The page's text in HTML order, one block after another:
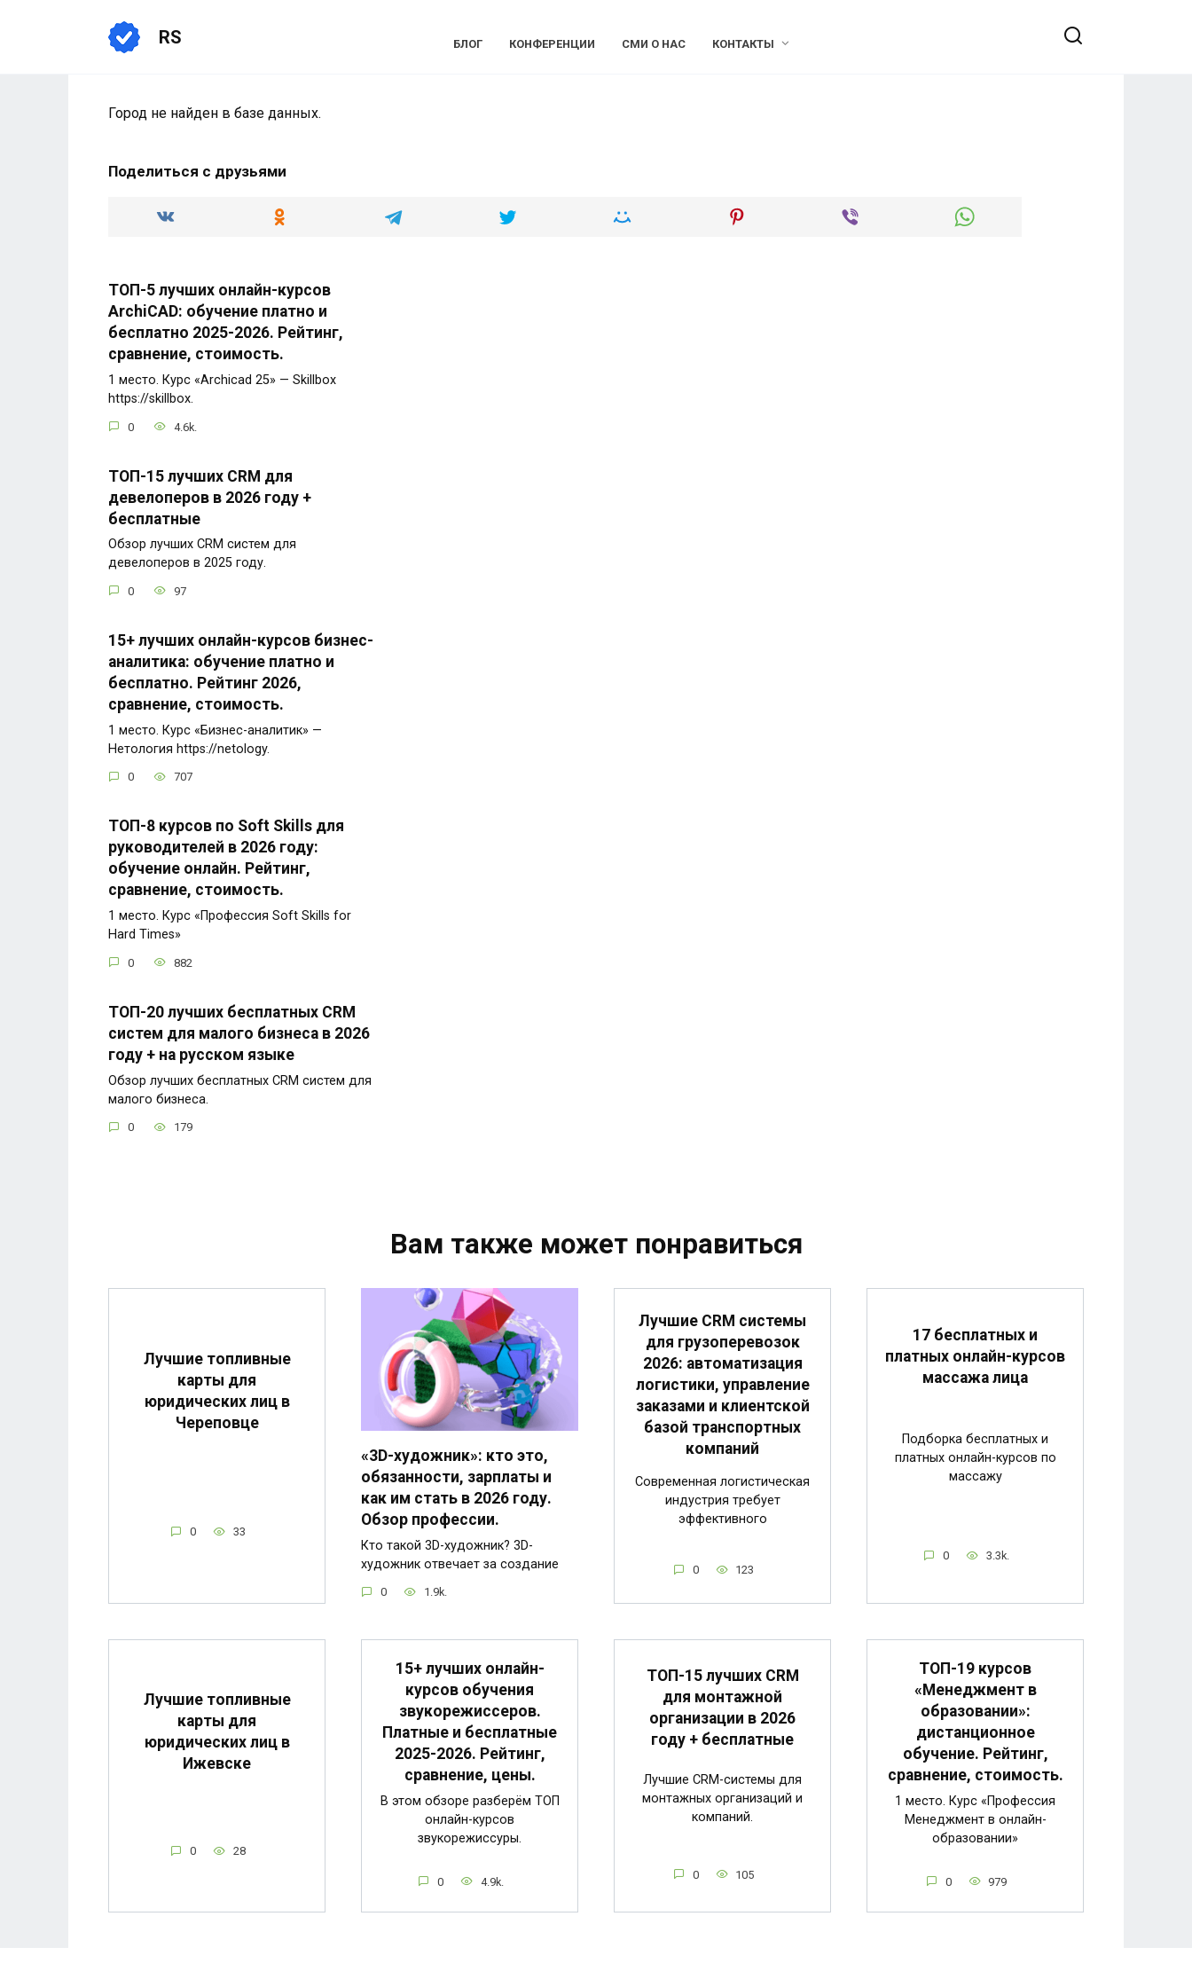
RS БЛОГ КОНФЕРЕНЦИИ СМИ О НАС КОНТАКТЫ
Город не найден в базе данных.
Поделиться с друзьями
ТОП-5 лучших онлайн-курсов
ArchiCAD: обучение платно и
бесплатно 2025-2026. Рейтинг,
сравнение, стоимость.
1 место. Курс «Archicad 25» — Skillbox
https://skillbox.
0 4.6k.
ТОП-15 лучших CRM для
девелоперов в 2026 году +
бесплатные
Обзор лучших CRM систем для
девелоперов в 2025 году.
0 97
15+ лучших онлайн-курсов бизнес-
аналитика: обучение платно и
бесплатно. Рейтинг 2026,
сравнение, стоимость.
1 место. Курс «Бизнес-аналитик» —
Нетология https://netology.
0 707
ТОП-8 курсов по Soft Skills для
руководителей в 2026 году:
обучение онлайн. Рейтинг,
сравнение, стоимость.
1 место. Курс «Профессия Soft Skills for
Hard Times»
0 882
ТОП-20 лучших бесплатных CRM
систем для малого бизнеса в 2026
году + на русском языке
Обзор лучших бесплатных CRM систем для
малого бизнеса.
0 179
Вам также может понравиться
Лучшие топливные
карты для
юридических лиц в
Череповце
0 33
«3D-художник»: кто это,
обязанности, зарплаты и
как им стать в 2026 году.
Обзор профессии.
Кто такой 3D-художник? 3D-
художник отвечает за создание
0 1.9k.
Лучшие CRM системы
для грузоперевозок
2026: автоматизация
логистики, управление
заказами и клиентской
базой транспортных
компаний
Современная логистическая
индустрия требует
эффективного
0 123
17 бесплатных и
платных онлайн-курсов
массажа лица
Подборка бесплатных и
платных онлайн-курсов по
массажу
0 3.3k.
Лучшие топливные
карты для
юридических лиц в
Ижевске
0 28
15+ лучших онлайн-
курсов обучения
звукорежиссеров.
Платные и бесплатные
2025-2026. Рейтинг,
сравнение, цены.
В этом обзоре разберём ТОП
онлайн-курсов
звукорежиссуры.
0 4.9k.
ТОП-15 лучших CRM
для монтажной
организации в 2026
году + бесплатные
Лучшие CRM-системы для
монтажных организаций и
компаний.
0 105
ТОП-19 курсов
«Менеджмент в
образовании»:
дистанционное
обучение. Рейтинг,
сравнение, стоимость.
1 место. Курс «Профессия
Менеджмент в онлайн-
образовании»
0 979